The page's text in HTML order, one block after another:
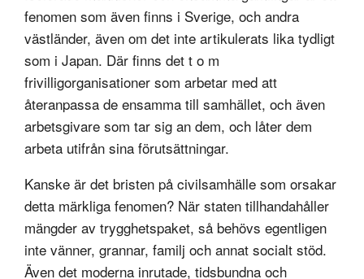
fenomen som även finns i Sverige, och andra
västländer, även om det inte artikulerats lika tydligt
som i Japan. Där finns det t o m
frivilligorganisationer som arbetar med att
återanpassa de ensamma till samhället, och även
arbetsgivare som tar sig an dem, och låter dem
arbeta utifrån sina förutsättningar.
Kanske är det bristen på civilsamhälle som orsakar
detta märkliga fenomen? När staten tillhandahåller
mängder av trygghetspaket, så behövs egentligen
inte vänner, grannar, familj och annat socialt stöd.
Även det moderna inrutade, tidsbundna och